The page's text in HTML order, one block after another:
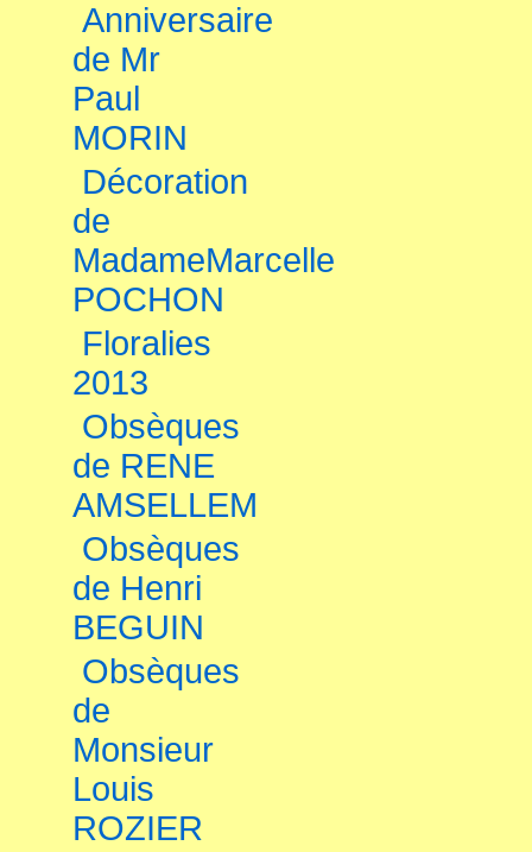
Anniversaire
de Mr
Paul
MORIN
Décoration
de
MadameMarcelle
POCHON
Floralies
2013
Obsèques
de RENE
AMSELLEM
Obsèques
de Henri
BEGUIN
Obsèques
de
Monsieur
Louis
ROZIER